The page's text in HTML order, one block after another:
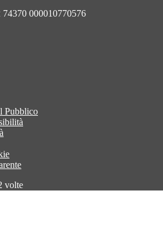
000010770576
Pubblico
volte